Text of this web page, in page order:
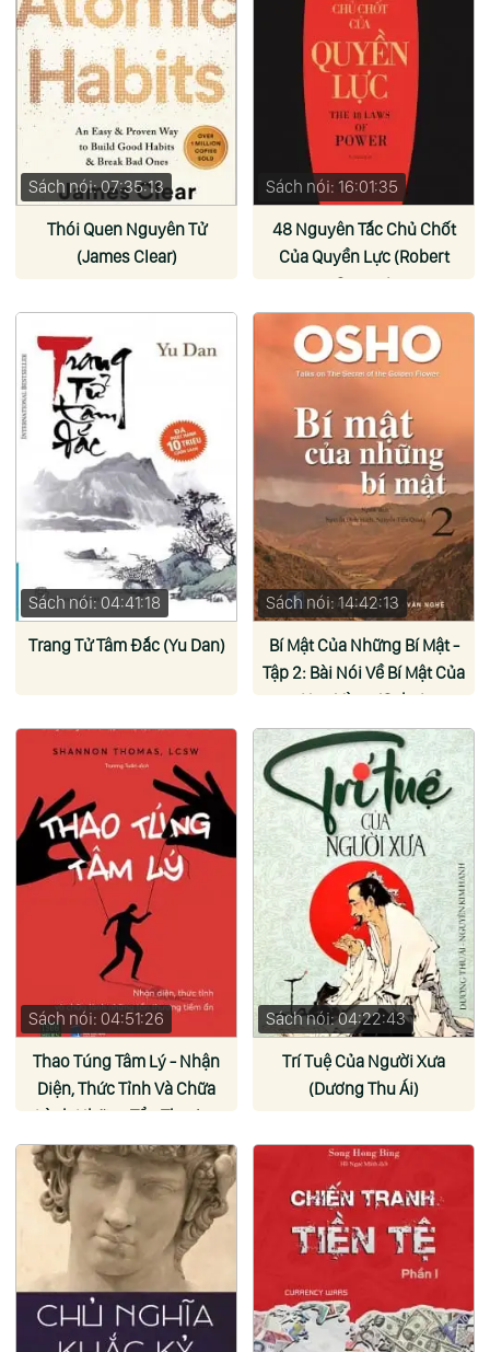
Sách nói: 07:35:13
Thói Quen Nguyên Tử
(James Clear)
Sách nói: 16:01:35
48 Nguyên Tắc Chủ Chốt
Của Quyền Lực (Robert
Greene)
Sách nói: 04:41:18
Trang Tử Tâm Đắc (Yu Dan)
Sách nói: 14:42:13
Bí Mật Của Những Bí Mật -
Tập 2: Bài Nói Về Bí Mật Của
Hoa Vàng (Osho)
Sách nói: 04:51:26
Thao Túng Tâm Lý - Nhận
Diện, Thức Tỉnh Và Chữa
Lành Những Tổn Thương
Tiềm Ẩn (Shannon Thomas)
Sách nói: 04:22:43
Trí Tuệ Của Người Xưa
(Dương Thu Ái)